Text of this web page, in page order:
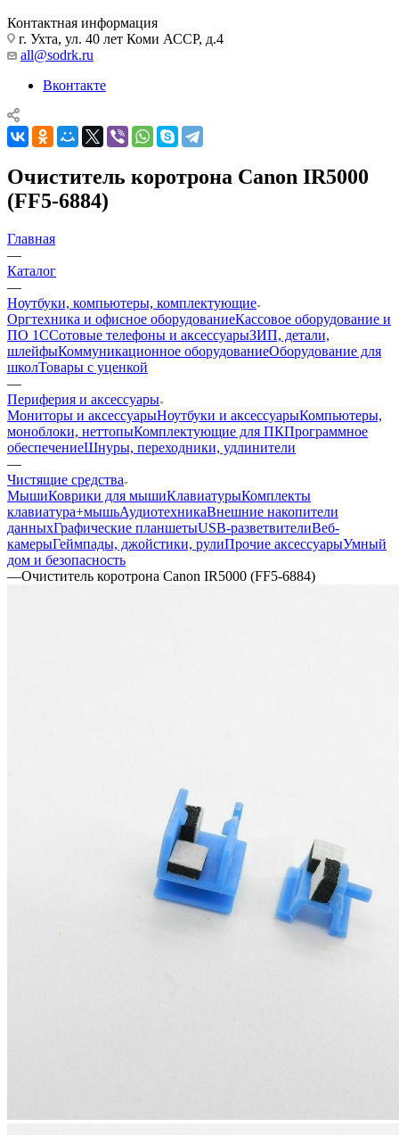
Контактная информация
г. Ухта, ул. 40 лет Коми АССР, д.4
all@sodrk.ru
Вконтакте
Очиститель коротрона Canon IR5000
(FF5-6884)
Главная
—
Каталог
—
Ноутбуки, компьютеры, комплектующие
Оргтехника и офисное оборудованиеКассовое оборудование и
ПО 1ССотовые телефоны и аксессуарыЗИП, детали,
шлейфыКоммуникационное оборудованиеОборудование для
школТовары с уценкой
—
Периферия и аксессуары
Мониторы и аксессуарыНоутбуки и аксессуарыКомпьютеры,
моноблоки, неттопыКомплектующие для ПКПрограммное
обеспечениеШнуры, переходники, удлинители
—
Чистящие средства
МышиКоврики для мышиКлавиатурыКомплекты
клавиатура+мышьАудиотехникаВнешние накопители
данныхГрафические планшетыUSB-разветвителиВеб-
камерыГеймпады, джойстики, рулиПрочие аксессуарыУмный
дом и безопасность
—Очиститель коротрона Canon IR5000 (FF5-6884)